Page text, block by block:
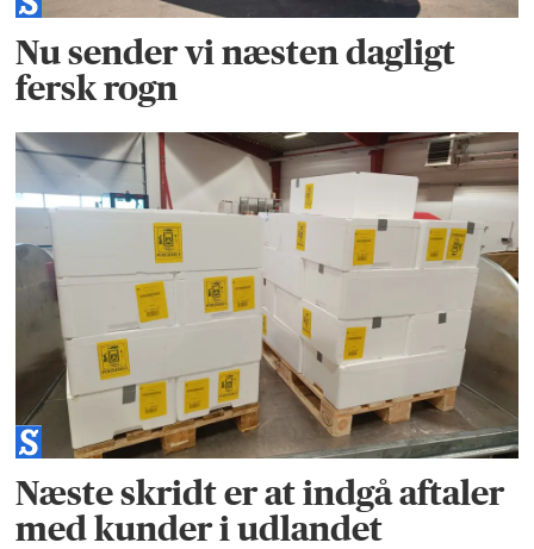
Nu sender vi næsten dagligt
fersk rogn
Næste skridt er at indgå aftaler
med kunder i udlandet